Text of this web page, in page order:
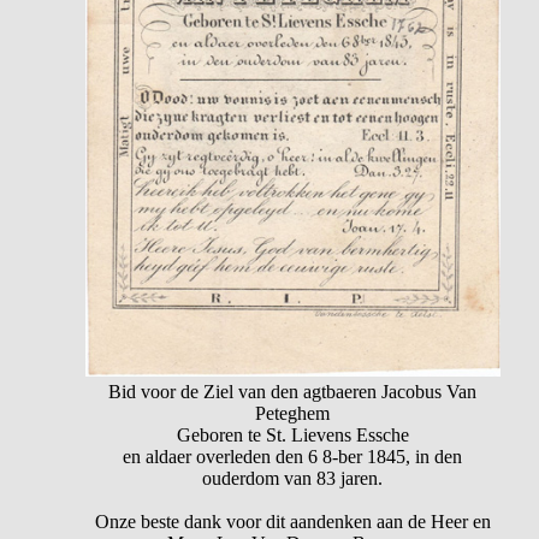
Bid voor de Ziel van den agtbaeren Jacobus Van
Peteghem
Geboren te St. Lievens Essche
en aldaer overleden den 6 8-ber 1845, in den
ouderdom van 83 jaren.
Onze beste dank voor dit aandenken aan de Heer en